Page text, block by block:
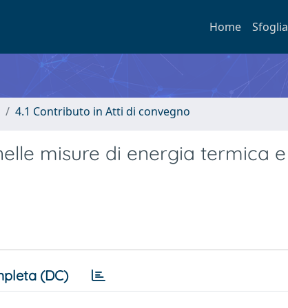
Home Sfoglia
4.1 Contributo in Atti di convegno
misure di energia termica e
(DC)